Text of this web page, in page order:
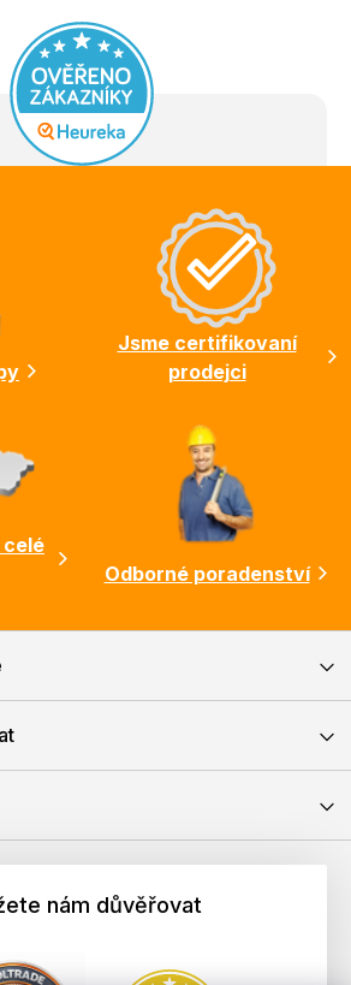
Jsme certifikovaní
prodejci
celé
Odborné poradenství
nám důvěřovat